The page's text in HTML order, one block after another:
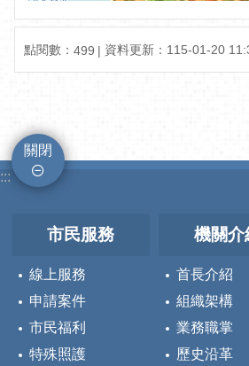
點閱數： 499 資料更新：115-01-20
關閉
:::
市民服務
線上服務
申請案件
市民福利
特殊照護
機關介
首長介紹
組織架構
業務職掌
歷史沿革